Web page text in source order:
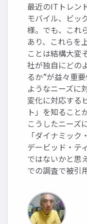
最近のITトレン
モバイル、ビッ
様。でも、これ
あり、これらを
ことは結構大変
社が独自にどの
るか”が益々重
ようなニーズに
変化に対応する
ト」を知ること
こうしたニーズ
「ダイナミッ
デービッド・テ
ではないかと思
での調査で被引